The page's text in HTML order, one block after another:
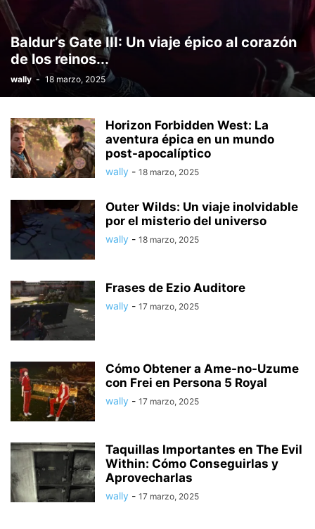
Baldur’s Gate III: Un viaje épico al corazón
de los reinos...
wally - 18 marzo, 2025
Horizon Forbidden West: La
aventura épica en un mundo
post-apocalíptico
wally - 18 marzo, 2025
Outer Wilds: Un viaje inolvidable
por el misterio del universo
wally - 18 marzo, 2025
Frases de Ezio Auditore
wally - 17 marzo, 2025
Cómo Obtener a Ame-no-Uzume
con Frei en Persona 5 Royal
wally - 17 marzo, 2025
Taquillas Importantes en The Evil
Within: Cómo Conseguirlas y
Aprovecharlas
wally - 17 marzo, 2025